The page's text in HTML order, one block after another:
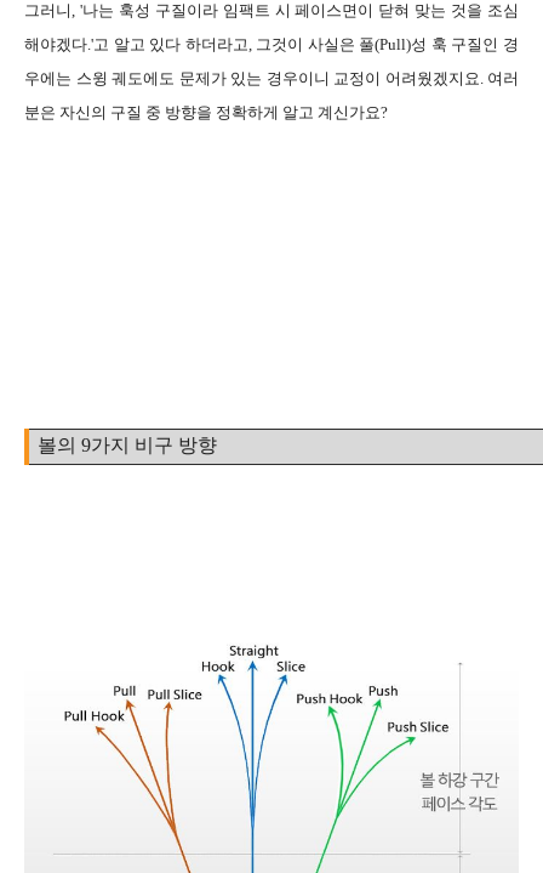
그러니, '나는 훅성 구질이라 임팩트 시 페이스면이 닫혀 맞는 것을 조심
해야겠다.'고 알고 있다 하더라고, 그것이 사실은 풀(Pull)성 훅 구질인 경
우에는 스윙 궤도에도 문제가 있는 경우이니 교정이 어려웠겠지요. 여러
분은 자신의 구질 중 방향을 정확하게 알고 계신가요?
볼의 9가지 비구 방향